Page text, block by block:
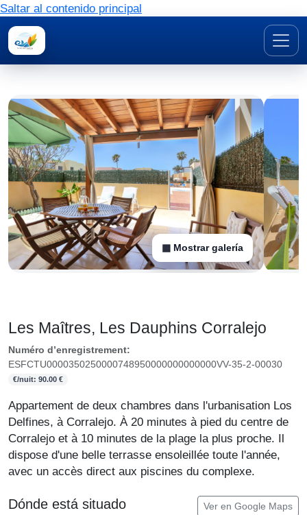
Saltar al contenido principal
▦ Mostrar galería
Les Maîtres, Les Dauphins Corralejo
Numéro d’enregistrement:
ESFCTU0000350250000748950000000000000VV-35-2-00030
€/nuit: 90.00 €
Appartement de deux chambres dans l'urbanisation Los
Delfines, à Corralejo. À 20 minutes à pied du centre de
Corralejo et à 10 minutes de la plage la plus proche. Il
dispose d'une belle terrasse ensoleillée toute l'année,
avec un accès direct aux piscines du complexe.
Dónde está situado Ver en Google Maps